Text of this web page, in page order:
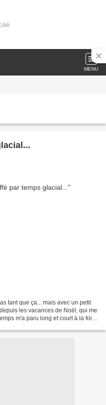
MENU
tant que ça... mais avec un petit
les vacances de Noël, qui me
m'a paru long et court à la fois